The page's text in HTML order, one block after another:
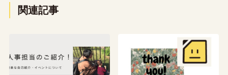
関連記事